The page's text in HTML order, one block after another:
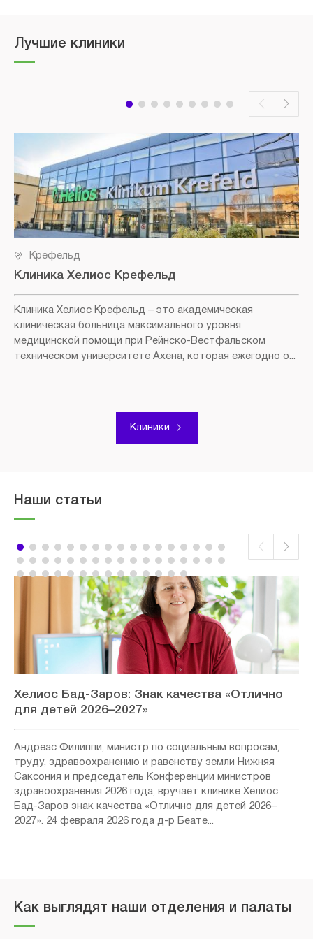
Лучшие клиники
Крефельд
Клиника Хелиос Крефельд
Клиника Хелиос Крефельд – это академическая
клиническая больница максимального уровня
медицинской помощи при Рейнско-Вестфальском
техническом университете Ахена, которая ежегодно о...
Клиники
Наши статьи
Хелиос Бад-Заров: Знак качества «Отлично
для детей 2026–2027»
Андреас Филиппи, министр по социальным вопросам,
труду, здравоохранению и равенству земли Нижняя
Саксония и председатель Конференции министров
здравоохранения 2026 года, вручает клинике Хелиос
Бад-Заров знак качества «Отлично для детей 2026–
2027». 24 февраля 2026 года д-р Беате...
Как выглядят наши отделения и палаты